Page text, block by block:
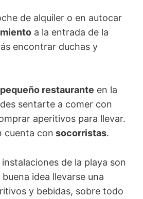
de alquiler o en autocar
a la entrada de la
encontrar duchas y
pequeño restaurante en la
sentarte a comer con
aperitivos para llevar.
cuenta con socorristas.
de la playa son
idea llevarse una
y bebidas, sobre todo